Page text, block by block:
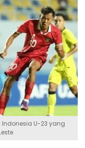
Indonesia U-23 yang